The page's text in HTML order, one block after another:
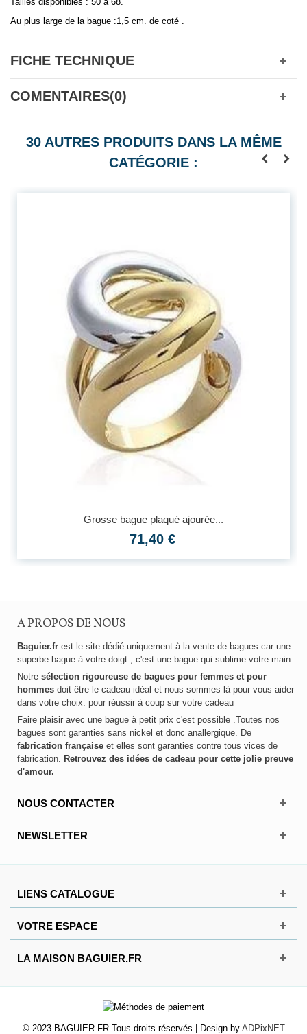
Au plus large de la bague :1,5 cm. de coté .
FICHE TECHNIQUE
COMENTAIRES(0)
30 AUTRES PRODUITS DANS LA MÊME
CATÉGORIE :
Grosse bague plaqué ajourée...
71,40 €
A PROPOS DE NOUS
Baguier.fr est le site dédié uniquement à la vente de bagues car une
superbe bague à votre doigt , c'est une bague qui sublime votre main.
Notre sélection rigoureuse de bagues pour femmes et pour
hommes doit être le cadeau idéal et nous sommes là pour vous aider
dans votre choix. pour réussir à coup sur votre cadeau
Faire plaisir avec une bague à petit prix c'est possible .Toutes nos
bagues sont garanties sans nickel et donc anallergique. De
fabrication française et elles sont garanties contre tous vices de
fabrication. Retrouvez des idées de cadeau pour cette jolie preuve
d'amour.
NOUS CONTACTER
NEWSLETTER
LIENS CATALOGUE
VOTRE ESPACE
LA MAISON BAGUIER.FR
© 2023 BAGUIER.FR Tous droits réservés | Design by ADPixNET